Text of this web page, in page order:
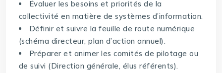
Évaluer les besoins et priorités de la
collectivité en matière de systèmes d’information.
Définir et suivre la feuille de route numérique
(schéma directeur, plan d’action annuel).
Préparer et animer les comités de pilotage ou
de suivi (Direction générale, élus référents).